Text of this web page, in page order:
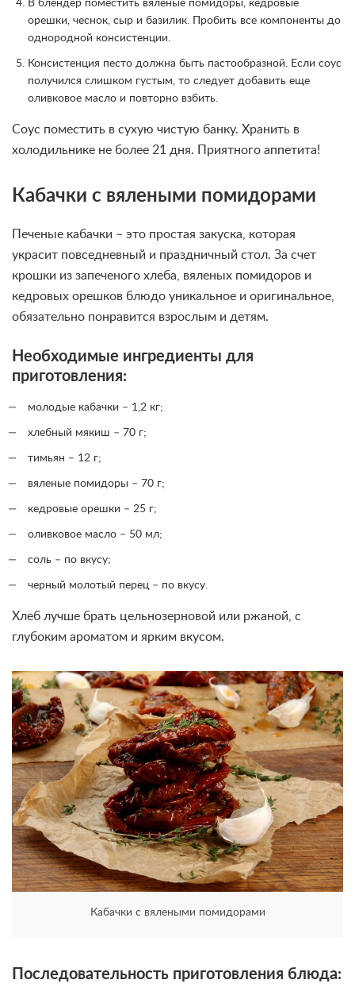
В блендер поместить вяленые помидоры, кедровые
орешки, чеснок, сыр и базилик. Пробить все компоненты до
однородной консистенции.
Консистенция песто должна быть пастообразной. Если соус
получился слишком густым, то следует добавить еще
оливковое масло и повторно взбить.
Соус поместить в сухую чистую банку. Хранить в
холодильнике не более 21 дня. Приятного аппетита!
Кабачки с вялеными помидорами
Печеные кабачки – это простая закуска, которая
украсит повседневный и праздничный стол. За счет
крошки из запеченого хлеба, вяленых помидоров и
кедровых орешков блюдо уникальное и оригинальное,
обязательно понравится взрослым и детям.
Необходимые ингредиенты для
приготовления:
молодые кабачки – 1,2 кг;
хлебный мякиш – 70 г;
тимьян – 12 г;
вяленые помидоры – 70 г;
кедровые орешки – 25 г;
оливковое масло – 50 мл;
соль – по вкусу;
черный молотый перец – по вкусу.
Хлеб лучше брать цельнозерновой или ржаной, с
глубоким ароматом и ярким вкусом.
Кабачки с вялеными помидорами
Последовательность приготовления блюда: